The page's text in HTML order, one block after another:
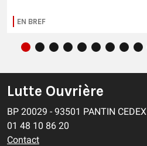
EN BREF
Lutte Ouvrière
BP 20029 - 93501 PANTIN CEDEX
01 48 10 86 20
Contact